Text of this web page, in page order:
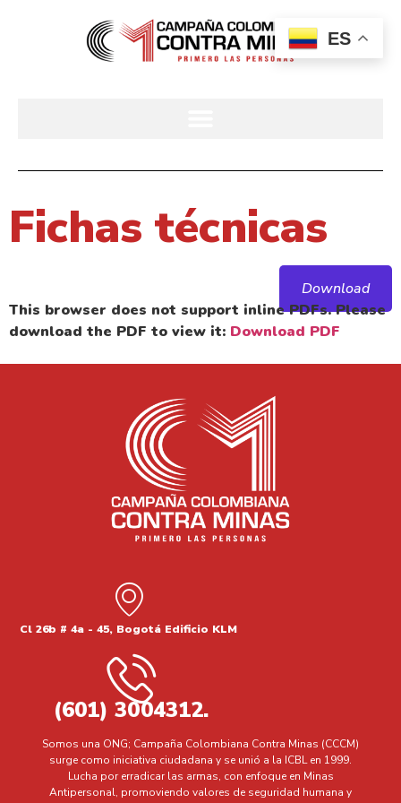
Fichas técnicas
Download
This browser does not support inline PDFs. Please
download the PDF to view it: Download PDF
Cl 26b # 4a - 45, Bogotá Edificio KLM
(601) 3004312.
Somos una ONG; Campaña Colombiana Contra Minas (CCCM)
surge como iniciativa ciudadana y se unió a la ICBL en 1999.
Lucha por erradicar las armas, con enfoque en Minas
Antipersonal, promoviendo valores de seguridad humana y
ES